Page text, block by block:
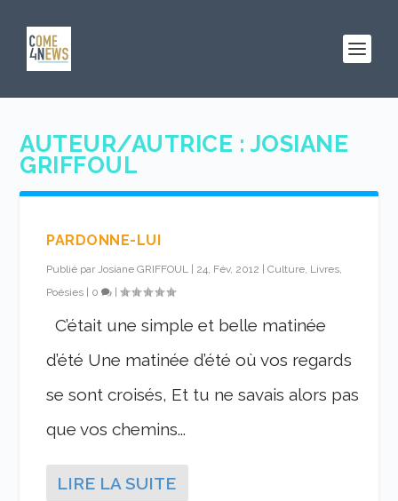
AUTEUR/AUTRICE :JOSIANE
GRIFFOUL
PARDONNE-LUI
Publié parJosiane GRIFFOUL 24, Fév, 2012 |Culture, Livres,
Poésies
0 |
C’était une simple et belle matinée
d’été Une matinée d’été où vos regards
se sont croisés, Et tu ne savais alors pas
que vos chemins...
LIRE LA SUITE